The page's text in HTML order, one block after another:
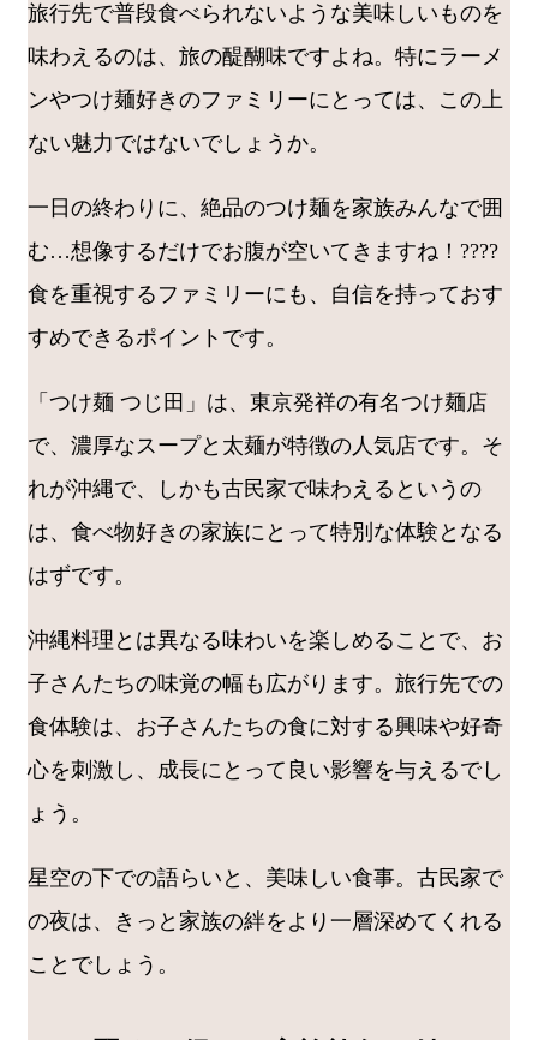
旅行先で普段食べられないような美味しいものを
味わえるのは、旅の醍醐味ですよね。特にラーメ
ンやつけ麺好きのファミリーにとっては、この上
ない魅力ではないでしょうか。
一日の終わりに、絶品のつけ麺を家族みんなで囲
む…想像するだけでお腹が空いてきますね！????
食を重視するファミリーにも、自信を持っておす
すめできるポイントです。
「つけ麺 つじ田」は、東京発祥の有名つけ麺店
で、濃厚なスープと太麺が特徴の人気店です。そ
れが沖縄で、しかも古民家で味わえるというの
は、食べ物好きの家族にとって特別な体験となる
はずです。
沖縄料理とは異なる味わいを楽しめることで、お
子さんたちの味覚の幅も広がります。旅行先での
食体験は、お子さんたちの食に対する興味や好奇
心を刺激し、成長にとって良い影響を与えるでし
ょう。
星空の下での語らいと、美味しい食事。古民家で
の夜は、きっと家族の絆をより一層深めてくれる
ことでしょう。